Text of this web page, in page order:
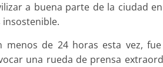
a buena parte de la ciudad
insostenible.
menos de 24 horas esta vez,
una rueda de prensa